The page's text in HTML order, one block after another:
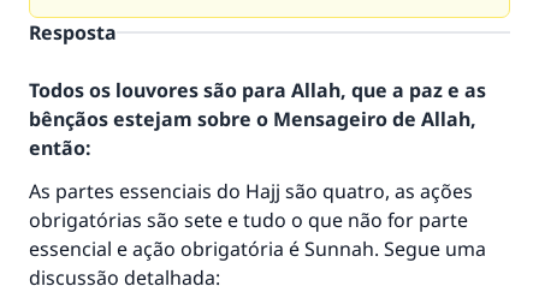
Resposta
Todos os louvores são para Allah, que a paz e as
bênçãos estejam sobre o Mensageiro de Allah,
então:
As partes essenciais do Hajj são quatro, as ações
obrigatórias são sete e tudo o que não for parte
essencial e ação obrigatória é Sunnah. Segue uma
discussão detalhada: